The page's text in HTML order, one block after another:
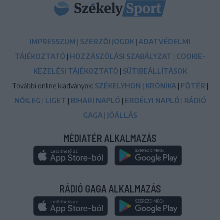
IMPRESSZUM | SZERZŐI JOGOK | ADATVÉDELMI
TÁJÉKOZTATÓ | HOZZÁSZÓLÁSI SZABÁLYZAT | COOKIE-
KEZELÉSI TÁJÉKOZTATÓ | SÜTIBEÁLLÍTÁSOK
További online kiadványok: SZÉKELYHON | KRÓNIKA | FŐTÉR |
NŐILEG | LIGET | BIHARI NAPLÓ | ERDÉLYI NAPLÓ | RÁDIÓ
GAGA | JÓÁLLÁS
MÉDIATÉR ALKALMAZÁS
RÁDIÓ GAGA ALKALMAZÁS